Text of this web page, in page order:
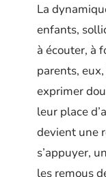
La
enfants,
à écouter, à
parents,
exprimer
leur place
devient une
s’appuyer,
les remous